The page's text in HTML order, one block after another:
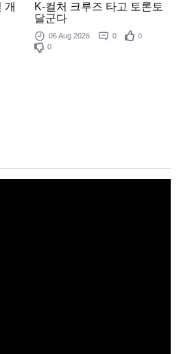
개
K-컬처 크루즈 타고 토론토
달군다
06 Aug 2026 0
0
0